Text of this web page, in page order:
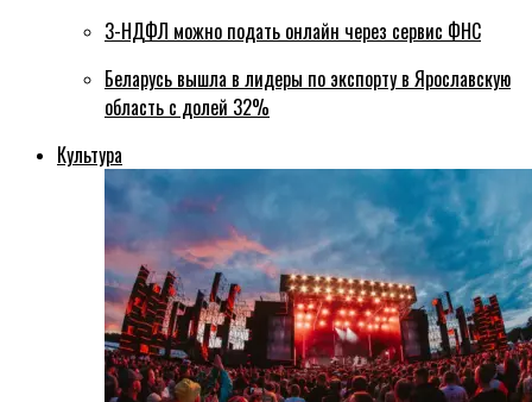
3-НДФЛ можно подать онлайн через сервис ФНС
Беларусь вышла в лидеры по экспорту в Ярославскую
область с долей 32%
Культура